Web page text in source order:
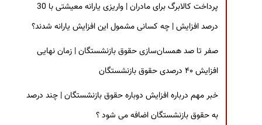
پرداخت کالابرگ برای مادران | واریزی یارانه معیشتی با 30
درصد افزایش | چه کسانی مشمول این افزایش یارانه شدند؟
صفر تا صد همسان‌سازی حقوق بازنشستگان | زمان نهایی
افزایش ۴۰ درصدی حقوق بازنشستگان
خبر مهم درباره افزایش دوباره حقوق بازنشستگان | چند درصد
به حقوق بازنشستگان اضافه می شود ؟